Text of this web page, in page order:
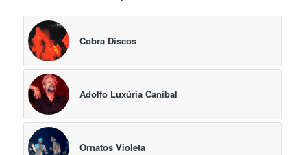
Cobra Discos
Adolfo Luxúria Canibal
Ornatos Violeta